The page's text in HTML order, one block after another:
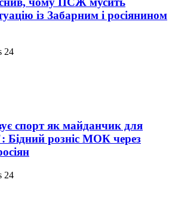
із Забарним і росіянином
24
спорт як майданчик для
Бідний розніс МОК через
24